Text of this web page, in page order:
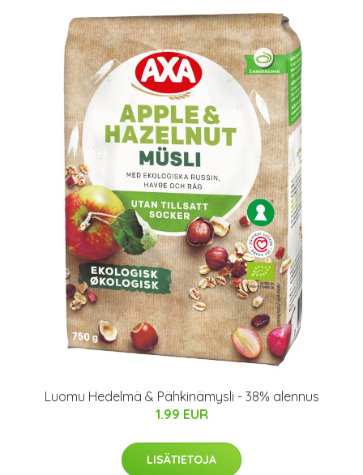
Luomu Hedelmä & Pähkinämysli - 38% alennus
1.99 EUR
LISÄTIETOJA